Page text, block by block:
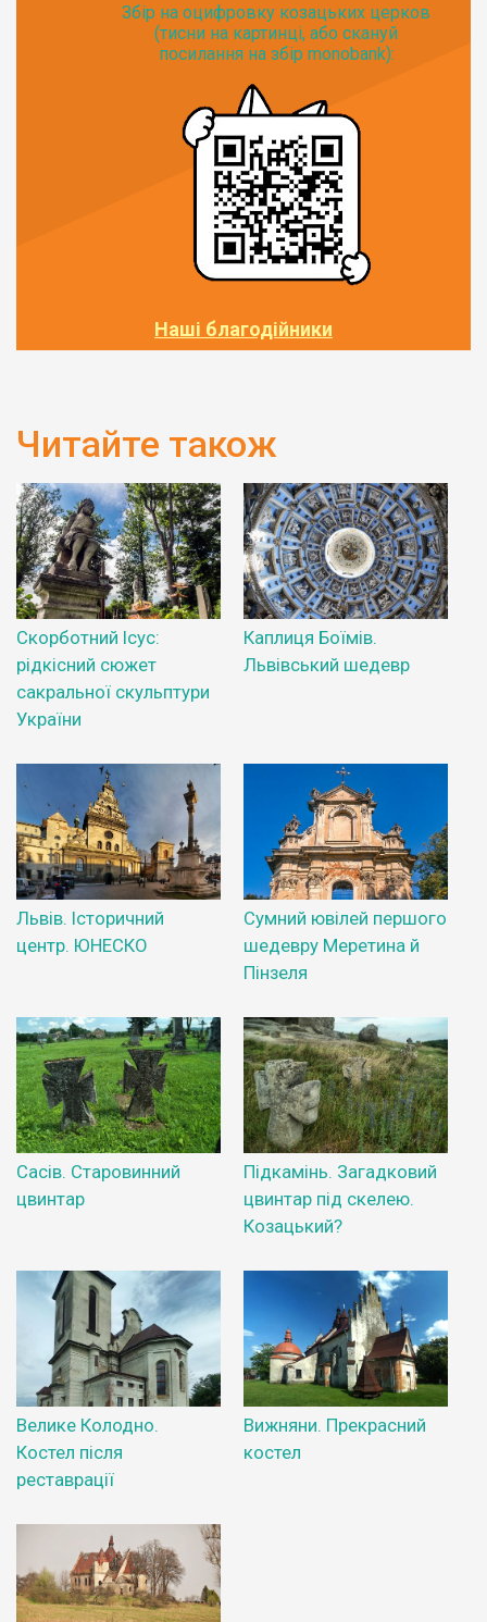
Збір на оцифровку козацьких церков
(тисни на картинці, або скануй
посилання на збір monobank):
Наші благодійники
Читайте також
Скорботний Ісус:
рідкісний сюжет
сакральної скульптури
України
Каплиця Боїмів.
Львівський шедевр
Львів. Історичний
центр. ЮНЕСКО
Сумний ювілей першого
шедевру Меретина й
Пінзеля
Сасів. Старовинний
цвинтар
Підкамінь. Загадковий
цвинтар під скелею.
Козацький?
Велике Колодно.
Костел після
реставрації
Вижняни. Прекрасний
костел